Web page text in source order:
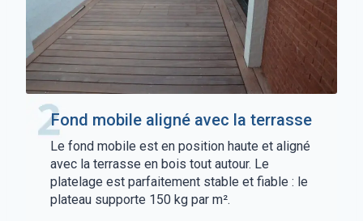
Fond mobile aligné avec la terrasse
Le fond mobile est en position haute et aligné
avec la terrasse en bois tout autour. Le
platelage est parfaitement stable et fiable : le
plateau supporte 150 kg par m².